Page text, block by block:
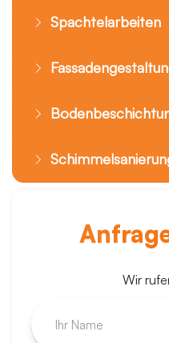
Spachtelarbeiten
Wir